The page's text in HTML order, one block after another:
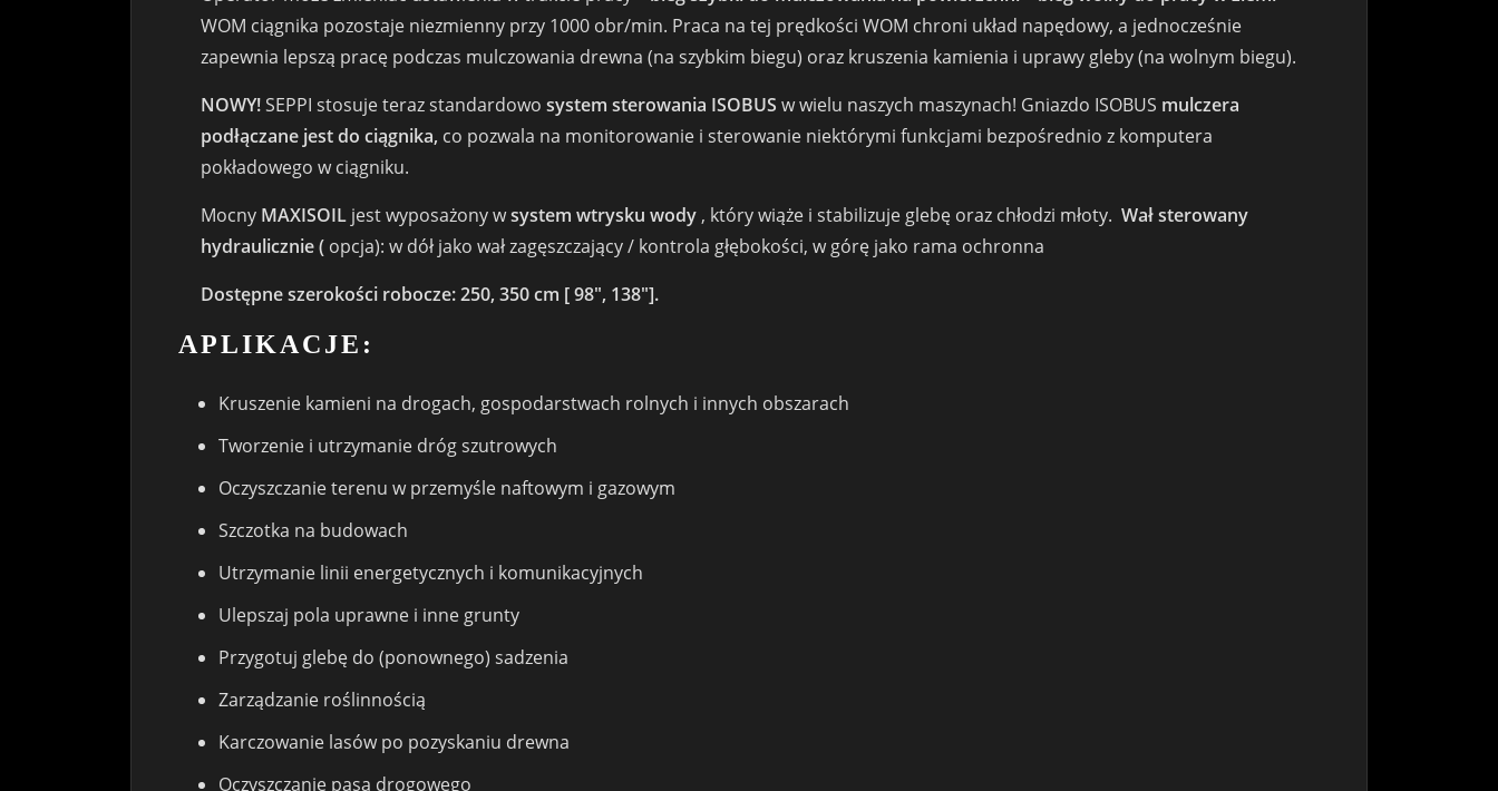
WOM ciągnika pozostaje niezmienny przy 1000 obr/min. Praca na tej prędkości WOM chroni układ napędowy, a jednocześnie
zapewnia lepszą pracę podczas mulczowania drewna (na szybkim biegu) oraz kruszenia kamienia i uprawy gleby (na wolnym biegu).
NOWY!SEPPI stosuje teraz standardowo system sterowania ISOBUS w wielu naszych maszynach! Gniazdo ISOBUS mulczera
podłączane jest do ciągnika, co pozwala na monitorowanie i sterowanie niektórymi funkcjami bezpośrednio z komputera
pokładowego w ciągniku.
Mocny MAXISOIL jest wyposażony wsystem wtrysku wody , który wiąże i stabilizuje glebę oraz chłodzi młoty. Wał sterowany
hydraulicznie ( opcja): w dół jako wał zagęszczający / kontrola głębokości, w górę jako rama ochronna
Dostępne szerokości robocze: 250, 350 cm [ 98″, 138″].
APLIKACJE:
Kruszenie kamieni na drogach, gospodarstwach rolnych i innych obszarach
Tworzenie i utrzymanie dróg szutrowych
Oczyszczanie terenu w przemyśle naftowym i gazowym
Szczotka na budowach
Utrzymanie linii energetycznych i komunikacyjnych
Ulepszaj pola uprawne i inne grunty
Przygotuj glebę do (ponownego) sadzenia
Zarządzanie roślinnością
Karczowanie lasów po pozyskaniu drewna
Oczyszczanie pasa drogowego